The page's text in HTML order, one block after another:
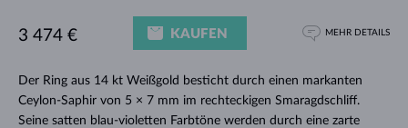
Der Ring aus 14 kt Weißgold besticht durch einen markanten
Ceylon-Saphir von 5 × 7 mm im rechteckigen Smaragdschliff.
Seine satten blau-violetten Farbtöne werden durch eine zarte
3 474 € KAUFEN MEHR DETAILS